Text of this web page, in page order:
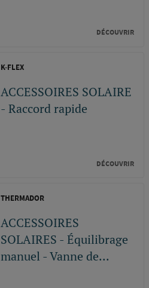
DÉCOUVRIR
K-FLEX
ACCESSOIRES SOLAIRE
- Raccord rapide
DÉCOUVRIR
THERMADOR
ACCESSOIRES
SOLAIRES - Équilibrage
manuel - Vanne de...